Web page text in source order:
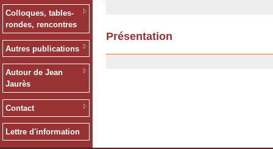
Colloques, tables-
rondes, rencontres
Autres publications
Autour de Jean
Jaurès
Contact
Lettre d'information
Présentation